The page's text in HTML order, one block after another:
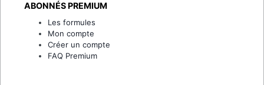
ABONNÉS PREMIUM
Les formules
Mon compte
Créer un compte
FAQ Premium